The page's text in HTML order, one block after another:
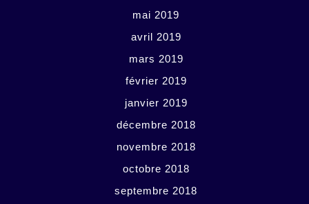
mai 2019
avril 2019
mars 2019
février 2019
janvier 2019
décembre 2018
novembre 2018
octobre 2018
septembre 2018